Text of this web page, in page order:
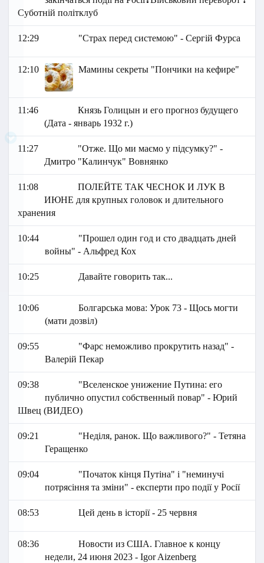
Суботній політклуб
12:29 "Страх перед системою" - Сергій Фурса
12:10 Мамины секреты "Пончики на кефире"
11:46
Князь Голицын и его прогноз будущего
(Дата - январь 1932 г.)
11:27
"Отже. Що ми маємо у підсумку?" -
Дмитро "Калинчук" Вовнянко
11:08
ПОЛЕЙТЕ ТАК ЧЕСНОК И ЛУК В
ИЮНЕ для крупных головок и длительного
хранения
10:44
"Прошел один год и сто двадцать дней
войны" - Альфред Кох
10:25 Давайте говорить так...
10:06
Болгарська мова: Урок 73 - Щось могти
(мати дозвіл)
09:55
"Фарс неможливо прокрутить назад" -
Валерій Пекар
09:38
"Вселенское унижение Путина: его
публично опустил собственный повар" - Юрий
Швец (ВИДЕО)
09:21
"Неділя, ранок. Що важливого?" - Тетяна
Геращенко
09:04
"Початок кінця Путіна" і "неминучі
потрясіння та зміни" - експерти про події у Росії
08:53 Цей день в історії - 25 червня
08:36
Новости из США. Главное к концу
недели, 24 июня 2023 - Igor Aizenberg